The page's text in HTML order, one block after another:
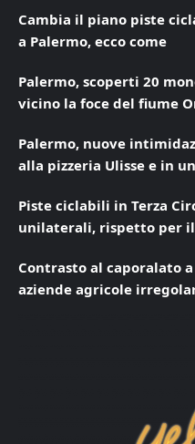
Cambia il piano piste
a Palermo, ecco come
Palermo, scoperti 20
vicino la foce del fiume
Palermo, nuove
alla pizzeria Ulisse e in
Piste ciclabili in Terza
unilaterali, rispetto per
Contrasto al caporalato
aziende agricole